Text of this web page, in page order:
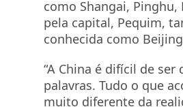
como Shangai, Pinghu,
pela capital, Pequim,
conhecida como
“A China é difícil de ser
palavras. Tudo o que
muito diferente da